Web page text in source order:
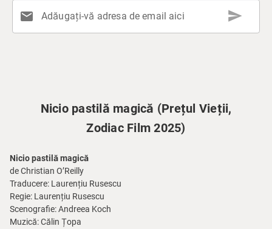
mail Adăugați-vă adresa de email aici send
Nicio pastilă magică (Prețul Vieții,
Zodiac Film 2025)
Nicio pastilă magică
de Christian O’Reilly
Traducere: Laurențiu Rusescu
Regie: Laurențiu Rusescu
Scenografie: Andreea Koch
Muzică: Călin Țopa